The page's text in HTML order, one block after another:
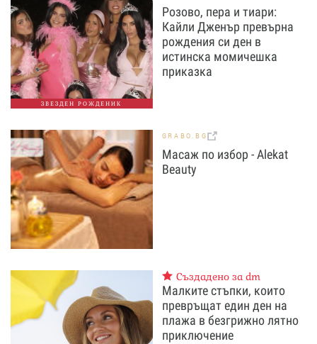
ЗВЕЗДЕН РОЖДЕНИК
Розово, пера и тиари:
Кайли Дженър превърна
рождения си ден в
истинска момичешка
приказка
GRABO.BG
Масаж по избор - Alekat
Beauty
Създадено за dm
Малките стъпки, които
превръщат един ден на
плажа в безгрижно лятно
приключение